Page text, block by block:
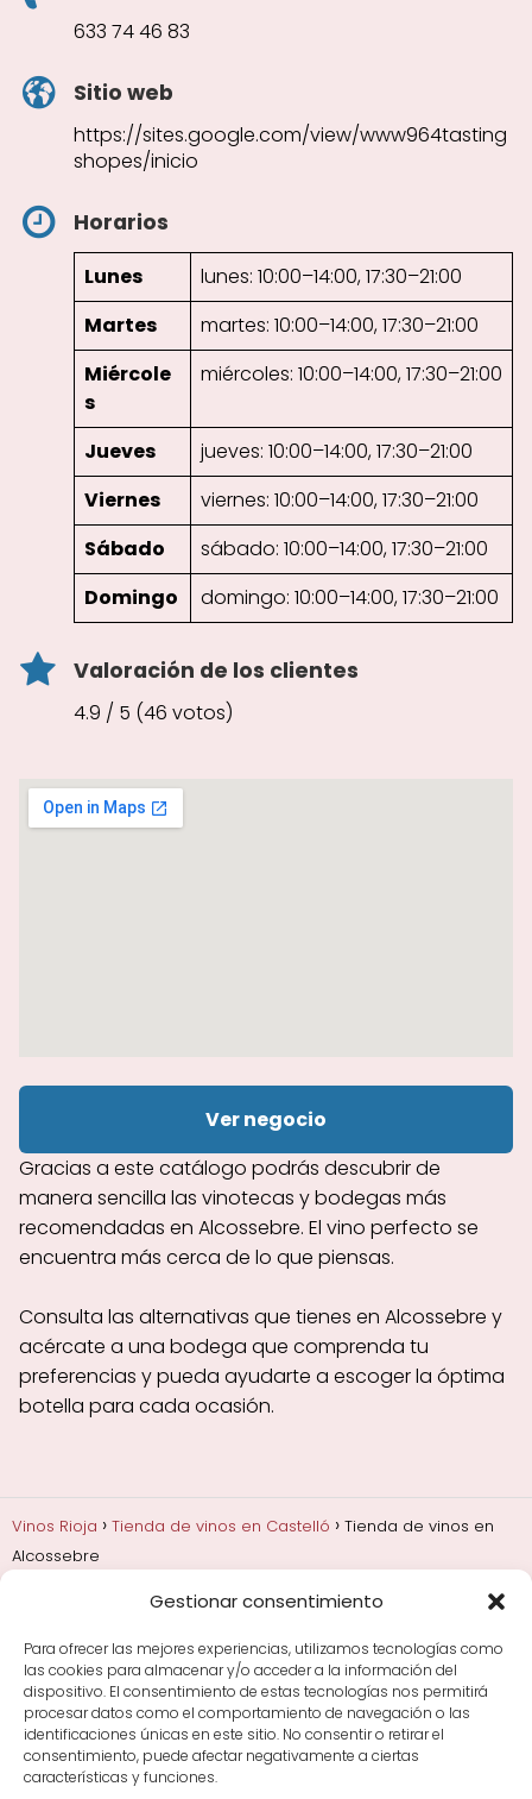
Gestionar consentimiento
Para ofrecer las mejores experiencias, utilizamos tecnologías como
las cookies para almacenar y/o acceder a la información del
dispositivo. El consentimiento de estas tecnologías nos permitirá
procesar datos como el comportamiento de navegación o las
identificaciones únicas en este sitio. No consentir o retirar el
consentimiento, puede afectar negativamente a ciertas
características y funciones.
633 74 46 83
Sitio web
https://sites.google.com/view/www964tasting
shopes/inicio
Horarios
Lunes
lunes: 10:00–14:00, 17:30–21:00
Martes
martes: 10:00–14:00, 17:30–21:00
Miércole
s
miércoles: 10:00–14:00, 17:30–21:00
Jueves
jueves: 10:00–14:00, 17:30–21:00
Viernes
viernes: 10:00–14:00, 17:30–21:00
Sábado
sábado: 10:00–14:00, 17:30–21:00
Domingo
domingo: 10:00–14:00, 17:30–21:00
Valoración de los clientes
4.9 / 5 (46 votos)
Ver negocio
Gracias a este catálogo podrás descubrir de
manera sencilla las vinotecas y bodegas más
recomendadas en Alcossebre. El vino perfecto se
encuentra más cerca de lo que piensas.
Consulta las alternativas que tienes en Alcossebre y
acércate a una bodega que comprenda tu
preferencias y pueda ayudarte a escoger la óptima
botella para cada ocasión.
Vinos Rioja Tienda de vinos en Castelló
Tienda de vinos en
Alcossebre
Añadas, crianza y guarda
Bodegas y marcas de
Comprar vino
Rioja y guías de regalo
Cultura del vino y
curiosidades
Enoturismo en Rioja
Maridajes y vino en la mesa
Tiendas de vino por
ciudades
Tipos de Rioja y clasificación